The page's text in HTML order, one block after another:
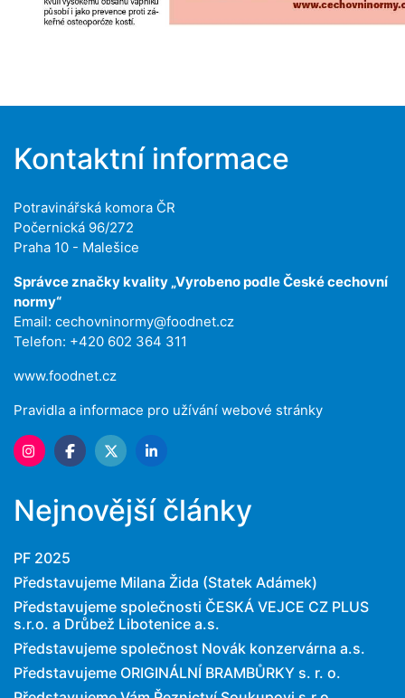
Kontaktní informace
Potravinářská komora ČR
Počernická 96/272
Praha 10 - Malešice
Správce značky kvality „Vyrobeno podle České cechovní
normy“
Email: cechovninormy@foodnet.cz
Telefon: +420 602 364 311
www.foodnet.cz
Pravidla a informace pro užívání webové stránky
Nejnovější články
PF 2025
Představujeme Milana Žida (Statek Adámek)
Představujeme společnosti ČESKÁ VEJCE CZ PLUS
s.r.o. a Drůbež Libotenice a.s.
Představujeme společnost Novák konzervárna a.s.
Představujeme ORIGINÁLNÍ BRAMBŮRKY s. r. o.